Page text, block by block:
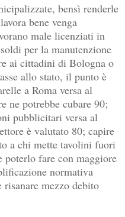
bensì renderle
bene venga
male licenziati in
per la manutenzione
ai cittadini di Bologna o
allo stato, il punto è
a Roma versa al
ne potrebbe cubare 90;
pubblicitari versa al
è valutato 80; capire
a chi mette tavolini fuori
poterlo fare con maggiore
normativa
mezzo debito